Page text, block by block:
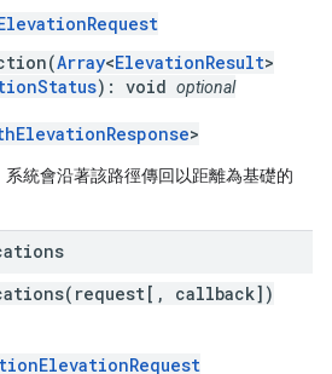
Array<ElevationResult>
): void optional
>
統會沿著該路徑傳回以距離為基礎的
callback])